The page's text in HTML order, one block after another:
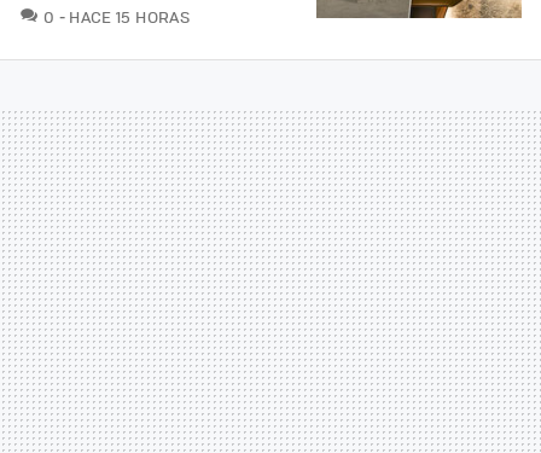
0 COMENTARIOS
HACE 15 HORAS